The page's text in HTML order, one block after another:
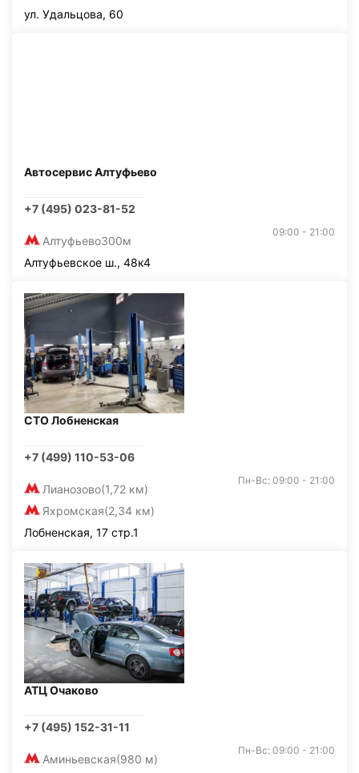
ул. Удальцова, 60
Автосервис Алтуфьево
+7 (495) 023-81-52
Алтуфьево300м
09:00 - 21:00
Алтуфьевское ш., 48к4
СТО Лобненская
+7 (499) 110-53-06
Лианозово(1,72 км)
Яхромская(2,34 км)
Пн-Вс: 09:00 - 21:00
Лобненская, 17 стр.1
АТЦ Очаково
+7 (495) 152-31-11
Аминьевская(980 м)
Пн-Вс: 09:00 - 21:00